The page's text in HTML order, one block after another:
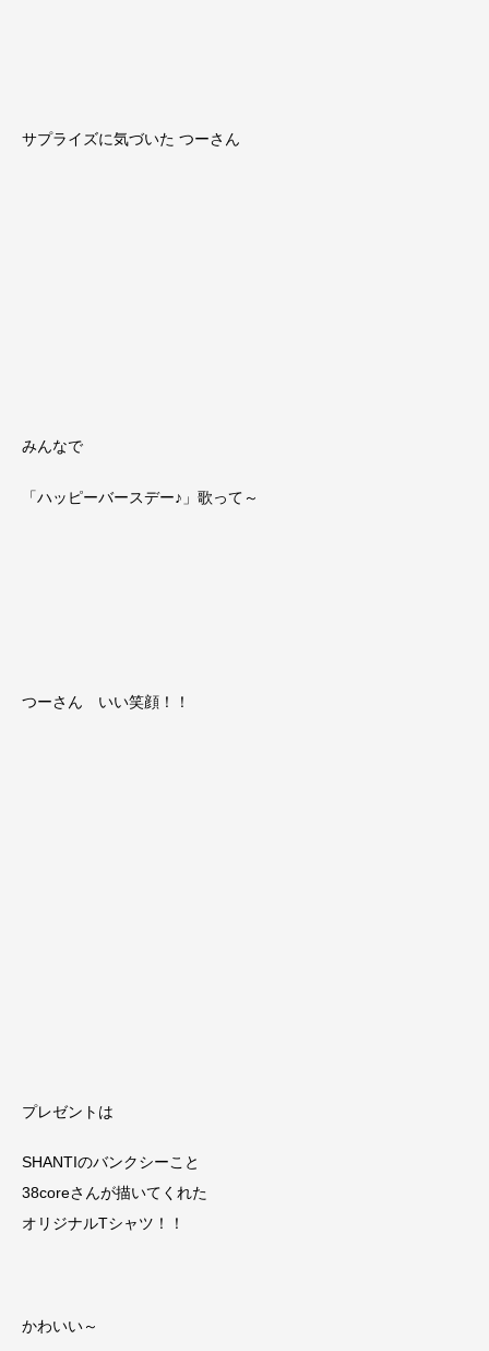
サプライズに気づいた つーさん
みんなで
「ハッピーバースデー♪」歌って～
つーさん いい笑顔！！
プレゼントは
SHANTIのバンクシーこと
38coreさんが描いてくれた
オリジナルTシャツ！！
かわいい～